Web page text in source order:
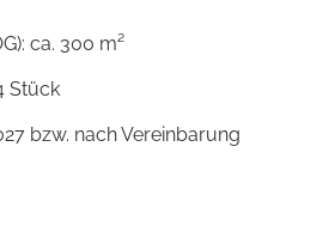
ca. 300 m²
Stück
bzw. nach Vereinbarung